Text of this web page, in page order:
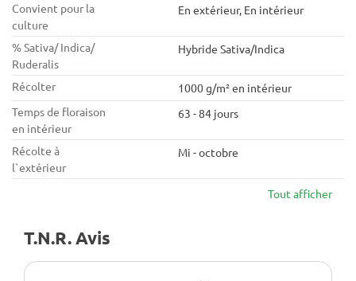
Convient pour la
culture
En extérieur, En intérieur
% Sativa/ Indica/
Ruderalis
Hybride Sativa/Indica
Récolter
1000 g/m² en intérieur
Temps de floraison
en intérieur
63 - 84 jours
Récolte à
l`extérieur
Mi - octobre
Tout afficher
T.N.R. Avis